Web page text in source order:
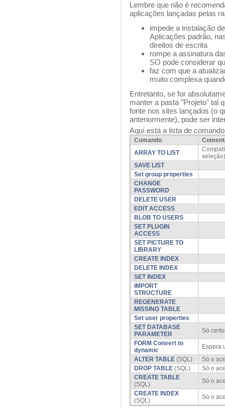
Lembre que não é
aplicações lançadas pelas
impede a instalação
Aplicações padrão,
direitos de escrita
rompe a assinatura
SO pode considerar
faz com que a
muito complexa
Entretanto, se for
manter a pasta "Projeto" tal
fonte nos sites lançados (o
anteriormente), pode ser
Aquí está a lista de
Comando
ARRAY TO LIST
SAVE LIST
Set group properties
CHANGE
PASSWORD
DELETE USER
EDIT ACCESS
BLOB TO USERS
SET PLUGIN
ACCESS
SET PICTURE TO
LIBRARY
CREATE INDEX
DELETE INDEX
SET INDEX
IMPORT
STRUCTURE
REGENERATE
MISSING TABLE
Set user properties
SET DATABASE
PARAMETER
Só
FORM Convert to
dynamic
Espera
ALTER TABLE (SQL)
Só o
DROP TABLE (SQL)
Só o
CREATE TABLE
(SQL)
Só o
CREATE INDEX
(SQL)
Só o